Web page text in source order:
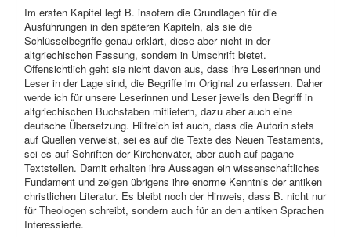
Im ersten Kapitel legt B. insofern die Grundlagen für die
Ausführungen in den späteren Kapiteln, als sie die
Schlüsselbegriffe genau erklärt, diese aber nicht in der
altgriechischen Fassung, sondern in Umschrift bietet.
Offensichtlich geht sie nicht davon aus, dass ihre Leserinnen und
Leser in der Lage sind, die Begriffe im Original zu erfassen. Daher
werde ich für unsere Leserinnen und Leser jeweils den Begriff in
altgriechischen Buchstaben mitliefern, dazu aber auch eine
deutsche Übersetzung. Hilfreich ist auch, dass die Autorin stets
auf Quellen verweist, sei es auf die Texte des Neuen Testaments,
sei es auf Schriften der Kirchenväter, aber auch auf pagane
Textstellen. Damit erhalten ihre Aussagen ein wissenschaftliches
Fundament und zeigen übrigens ihre enorme Kenntnis der antiken
christlichen Literatur. Es bleibt noch der Hinweis, dass B. nicht nur
für Theologen schreibt, sondern auch für an den antiken Sprachen
Interessierte.